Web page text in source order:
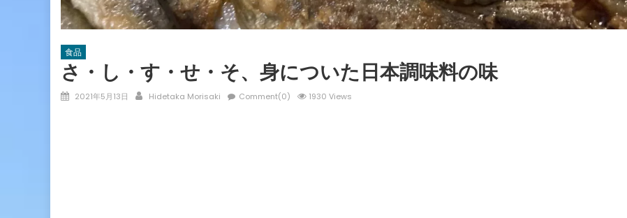
食品
さ・し・す・せ・そ、身についた日本調味料の味
Posted
2021年5月13日 Author
Hidetaka Morisaki Comment(0) 1930 Views